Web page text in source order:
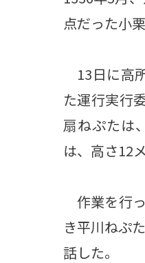
点だった小
13日に高
た運行実行
扇ねぷたは
は、高さ12
作業を行
き平川ねぷ
話した。